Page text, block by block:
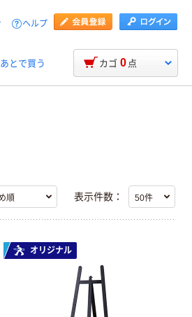
ヘルプ
あとで買う カゴ 0 点
表示件数：
オリジナル